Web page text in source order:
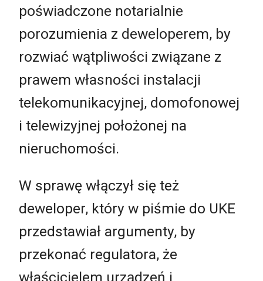
poświadczone notarialnie
porozumienia z deweloperem, by
rozwiać wątpliwości związane z
prawem własności instalacji
telekomunikacyjnej, domofonowej
i telewizyjnej położonej na
nieruchomości.
W sprawę włączył się też
deweloper, który w piśmie do UKE
przedstawiał argumenty, by
przekonać regulatora, że
właścicielem urządzeń i